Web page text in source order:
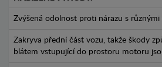
Zvýšená odolnost proti nárazu s různými
Zakryva přední část vozu, takže škody
blátem vstupující do prostoru motoru